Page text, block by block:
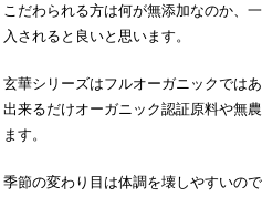
こだわられる方は何が無添加なのか、
入されると良いと思います。
玄華シリーズはフルオーガニックではあ
出来るだけオーガニック認証原料や無
ます。
季節の変わり目は体調を壊しやすいの